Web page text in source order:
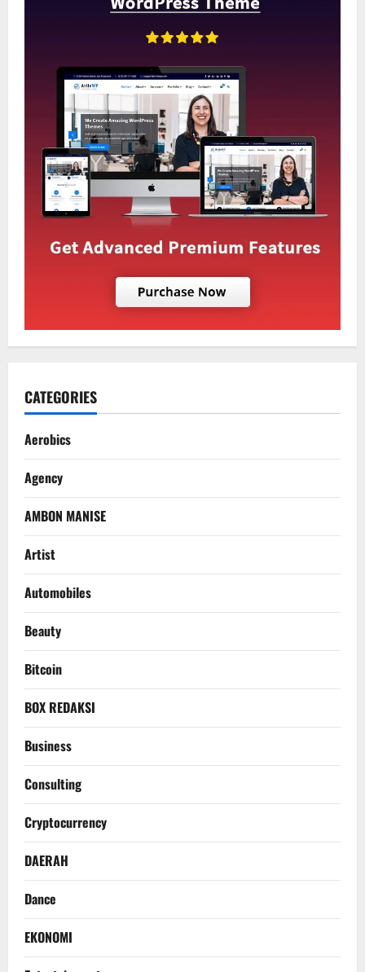
CATEGORIES
Aerobics
Agency
AMBON MANISE
Artist
Automobiles
Beauty
Bitcoin
BOX REDAKSI
Business
Consulting
Cryptocurrency
DAERAH
Dance
EKONOMI